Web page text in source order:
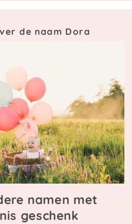
de naam Dora
namen met
geschenk